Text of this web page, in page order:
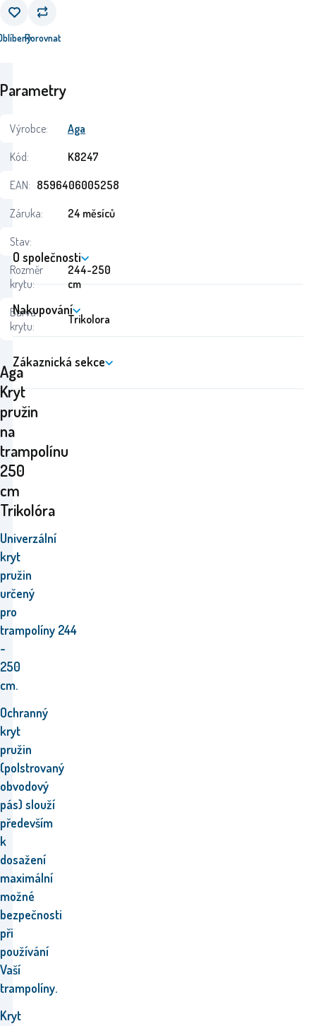
Porovnat
Aga
Kryt
pružin
na
trampolínu
250
cm
Trikolóra
Univerzální
kryt
pružin
určený
pro
trampolíny 244
-
250
cm.
Ochranný
kryt
pružin
(polstrovaný
obvodový
pás) slouží
především
k
dosažení
maximální
možné
bezpečnosti
při
používání
Vaší
trampolíny.
Kryt
Parametry
Výrobce:
Aga
Kód:
K8247
EAN: 8596406005258
Záruka:
24 měsíců
Stav:
Rozměr
krytu:
244-250
cm
Barva
krytu:
Trikolora
O společnosti
Nakupování
Zákaznická sekce